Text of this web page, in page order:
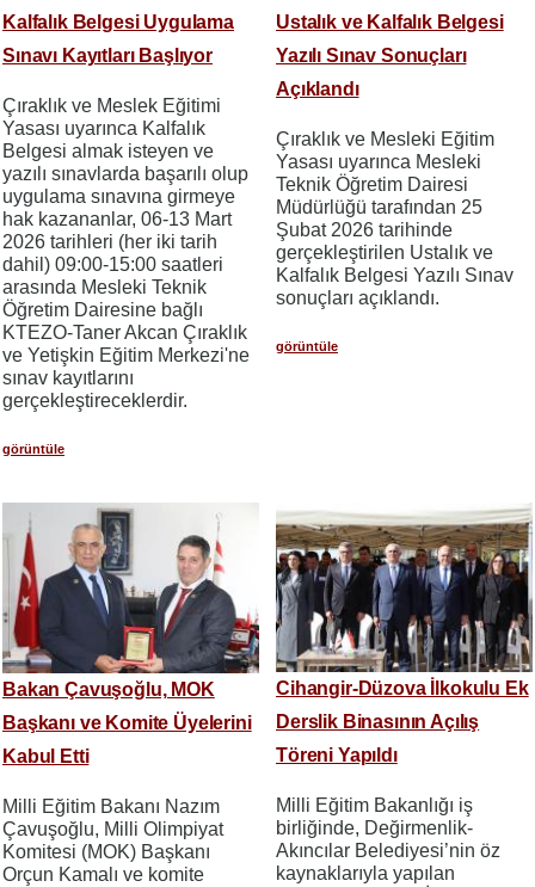
Kalfalık Belgesi Uygulama
Sınavı Kayıtları Başlıyor
Çıraklık ve Meslek Eğitimi
Yasası uyarınca Kalfalık
Belgesi almak isteyen ve
yazılı sınavlarda başarılı olup
uygulama sınavına girmeye
hak kazananlar, 06-13 Mart
2026 tarihleri (her iki tarih
dahil) 09:00-15:00 saatleri
arasında Mesleki Teknik
Öğretim Dairesine bağlı
KTEZO-Taner Akcan Çıraklık
ve Yetişkin Eğitim Merkezi'ne
sınav kayıtlarını
gerçekleştireceklerdir.
görüntüle
Ustalık ve Kalfalık Belgesi
Yazılı Sınav Sonuçları
Açıklandı
Çıraklık ve Mesleki Eğitim
Yasası uyarınca Mesleki
Teknik Öğretim Dairesi
Müdürlüğü tarafından 25
Şubat 2026 tarihinde
gerçekleştirilen Ustalık ve
Kalfalık Belgesi Yazılı Sınav
sonuçları açıklandı.
görüntüle
Bakan Çavuşoğlu, MOK
Başkanı ve Komite Üyelerini
Kabul Etti
Milli Eğitim Bakanı Nazım
Çavuşoğlu, Milli Olimpiyat
Komitesi (MOK) Başkanı
Orçun Kamalı ve komite
Cihangir-Düzova İlkokulu Ek
Derslik Binasının Açılış
Töreni Yapıldı
Milli Eğitim Bakanlığı iş
birliğinde, Değirmenlik-
Akıncılar Belediyesi’nin öz
kaynaklarıyla yapılan